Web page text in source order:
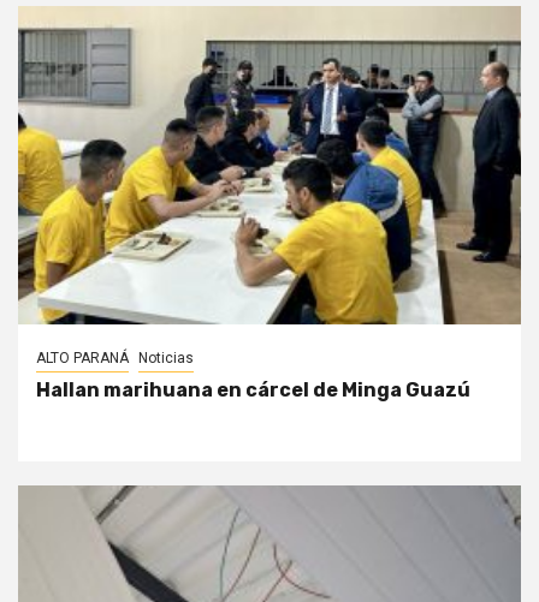
ALTO PARANÁ Noticias
Hallan marihuana en cárcel de Minga Guazú